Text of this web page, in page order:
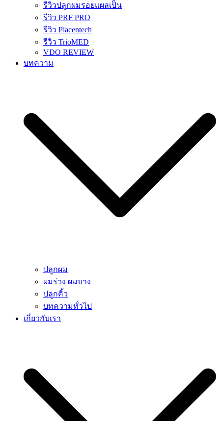
รีวิวปลูกผมรอยแผลเป็น
รีวิว PRF PRO
รีวิว Placentech
รีวิว TrioMED
VDO REVIEW
บทความ
ปลูกผม
ผมร่วง ผมบาง
ปลูกคิ้ว
บทความทั่วไป
เกี่ยวกับเรา